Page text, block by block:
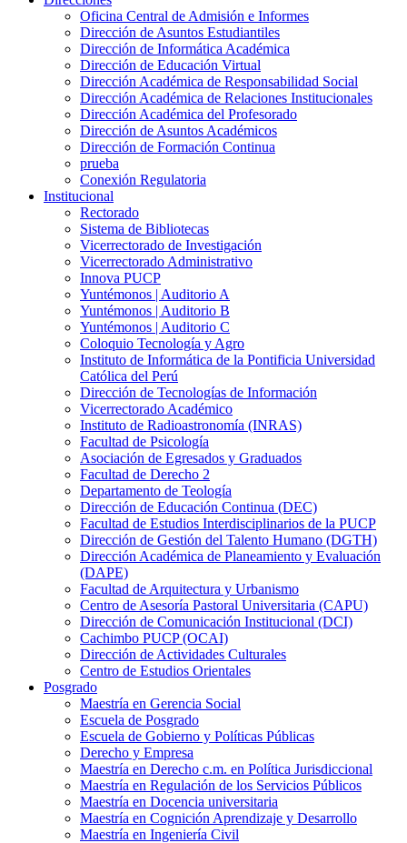
Oficina Central de Admisión e Informes
Dirección de Asuntos Estudiantiles
Dirección de Informática Académica
Dirección de Educación Virtual
Dirección Académica de Responsabilidad Social
Dirección Académica de Relaciones Institucionales
Dirección Académica del Profesorado
Dirección de Asuntos Académicos
Dirección de Formación Continua
prueba
Conexión Regulatoria
Institucional
Rectorado
Sistema de Bibliotecas
Vicerrectorado de Investigación
Vicerrectorado Administrativo
Innova PUCP
Yuntémonos | Auditorio A
Yuntémonos | Auditorio B
Yuntémonos | Auditorio C
Coloquio Tecnología y Agro
Instituto de Informática de la Pontificia Universidad
Católica del Perú
Dirección de Tecnologías de Información
Vicerrectorado Académico
Instituto de Radioastronomía (INRAS)
Facultad de Psicología
Asociación de Egresados y Graduados
Facultad de Derecho 2
Departamento de Teología
Dirección de Educación Continua (DEC)
Facultad de Estudios Interdisciplinarios de la PUCP
Dirección de Gestión del Talento Humano (DGTH)
Dirección Académica de Planeamiento y Evaluación
(DAPE)
Facultad de Arquitectura y Urbanismo
Centro de Asesoría Pastoral Universitaria (CAPU)
Dirección de Comunicación Institucional (DCI)
Cachimbo PUCP (OCAI)
Dirección de Actividades Culturales
Centro de Estudios Orientales
Posgrado
Maestría en Gerencia Social
Escuela de Posgrado
Escuela de Gobierno y Políticas Públicas
Derecho y Empresa
Maestría en Derecho c.m. en Política Jurisdiccional
Maestría en Regulación de los Servicios Públicos
Maestría en Docencia universitaria
Maestría en Cognición Aprendizaje y Desarrollo
Maestría en Ingeniería Civil